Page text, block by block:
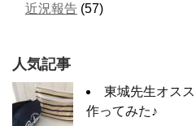
近況報告 (57)
人気記事
東城先生オス
作ってみた♪